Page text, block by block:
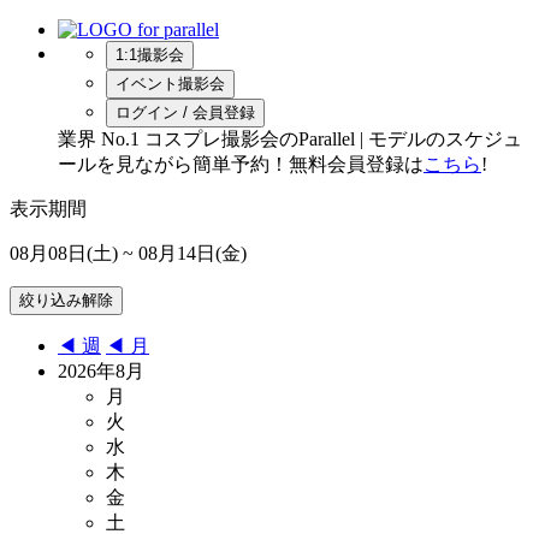
1:1撮影会
イベント撮影会
ログイン / 会員登録
業界 No.1 コスプレ撮影会のParallel | モデルのスケジュ
ールを見ながら簡単予約！無料会員登録はこちら!
表示期間
08月08日(土) ~ 08月14日(金)
◀︎ 週 ◀︎ 月
2026年8月
月
火
水
木
金
土